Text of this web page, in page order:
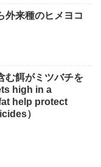
外来種のヒメヨコ
む餌がミツバチを
high in a
help protect
）